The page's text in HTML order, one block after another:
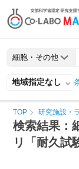
地域指定なし
TOP 研究施設・
検索結果：
リ「耐久試